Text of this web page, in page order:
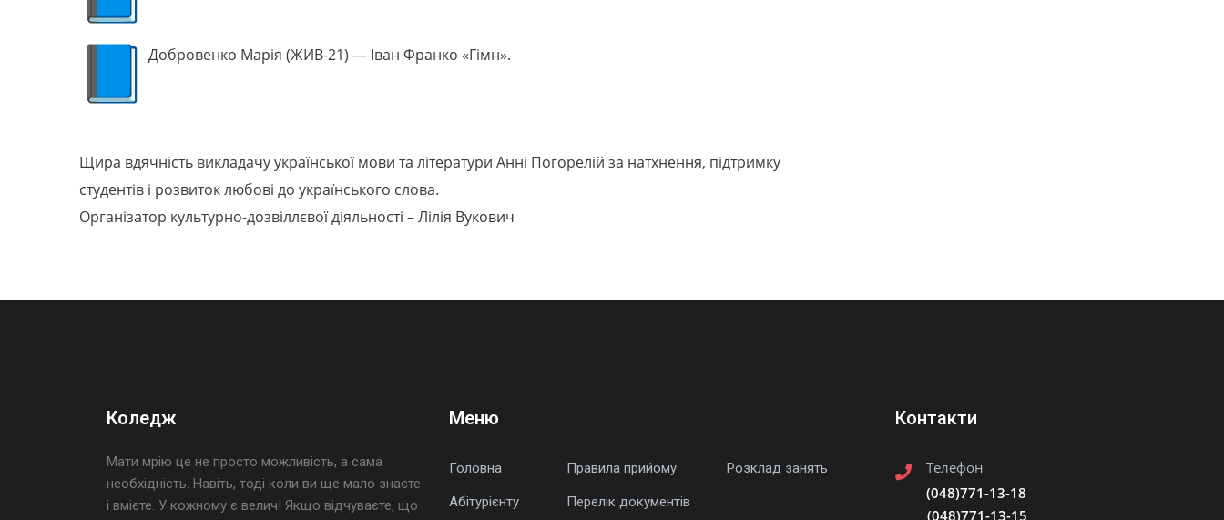
Добровенко Марія (ЖИВ-21) — Іван Франко «Гімн».
Щира вдячність викладачу української мови та літератури Анні Погорелій за натхнення, підтримку
студентів і розвиток любові до українського слова.
Організатор культурно-дозвіллєвої діяльності – Лілія Вукович
Коледж
Мати мрію це не просто можливість, а сама
необхідність. Навіть, тоді коли ви ще мало знаєте
і вмієте. У кожному є велич! Якщо відчуваєте, що
Меню
Головна
Абітурієнту
Правила прийому
Перелік документів
Розклад занять
Контакти
Телефон
(048)771-13-18
(048)771-13-15